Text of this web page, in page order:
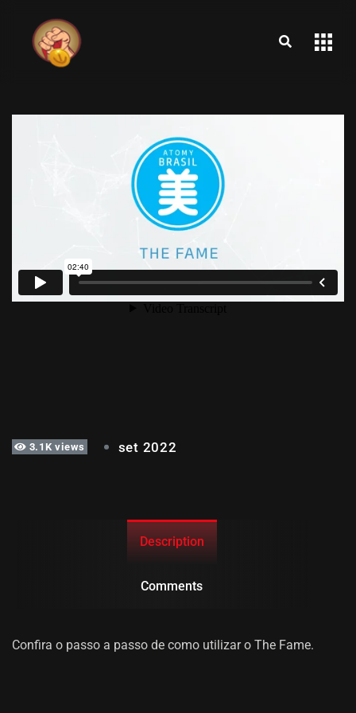
3.1K views set 2022
Description
Comments
Confira o passo a passo de como utilizar o The Fame.